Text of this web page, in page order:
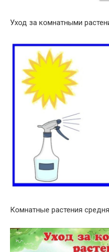
Уход за комнатными
Комнатные растения